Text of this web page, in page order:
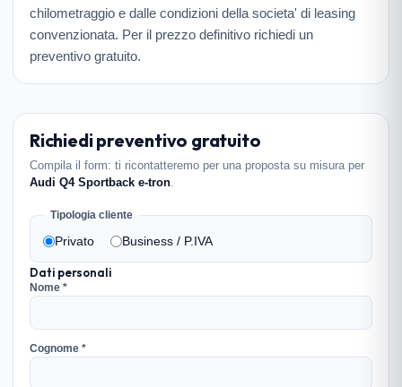
chilometraggio e dalle condizioni della societa' di leasing
convenzionata. Per il prezzo definitivo richiedi un
preventivo gratuito.
Richiedi preventivo gratuito
Compila il form: ti ricontatteremo per una proposta su misura per
Audi Q4 Sportback e-tron.
Tipologia cliente
Privato Business / P.IVA
Dati personali
Nome *
Cognome *